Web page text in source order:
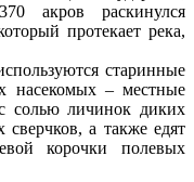
акров раскинулся
протекает река,
старинные
насекомых – местные
солью личинок диких
а также едят
корочки полевых